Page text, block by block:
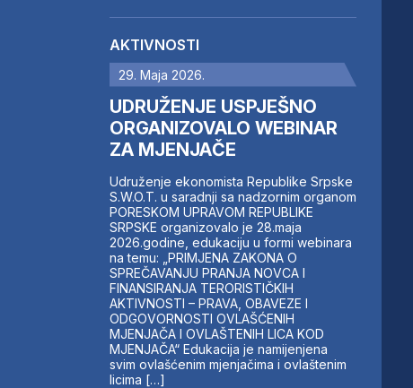
AKTIVNOSTI
29. Maja 2026.
UDRUŽENJE USPJEŠNO
ORGANIZOVALO WEBINAR
ZA MJENJAČE
Udruženje ekonomista Republike Srpske
S.W.O.T. u saradnji sa nadzornim organom
PORESKOM UPRAVOM REPUBLIKE
SRPSKE organizovalo je 28.maja
2026.godine, edukaciju u formi webinara
na temu: „PRIMJENA ZAKONA O
SPREČAVANJU PRANJA NOVCA I
FINANSIRANJA TERORISTIČKIH
AKTIVNOSTI – PRAVA, OBAVEZE I
ODGOVORNOSTI OVLAŠĆENIH
MJENJAČA I OVLAŠTENIH LICA KOD
MJENJAČA“ Edukacija je namijenjena
svim ovlašćenim mjenjačima i ovlaštenim
licima […]